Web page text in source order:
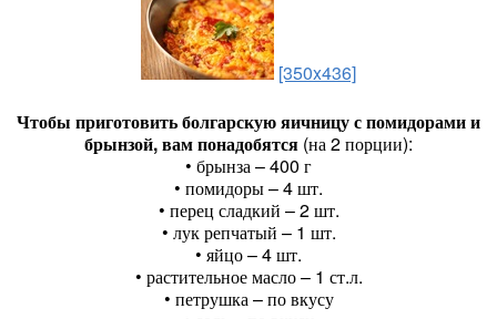
[350x436]
Чтобы приготовить болгарскую яичницу с помидорами и
брынзой, вам понадобятся (на 2 порции):
• брынза – 400 г
• помидоры – 4 шт.
• перец сладкий – 2 шт.
• лук репчатый – 1 шт.
• яйцо – 4 шт.
• растительное масло – 1 ст.л.
• петрушка – по вкусу